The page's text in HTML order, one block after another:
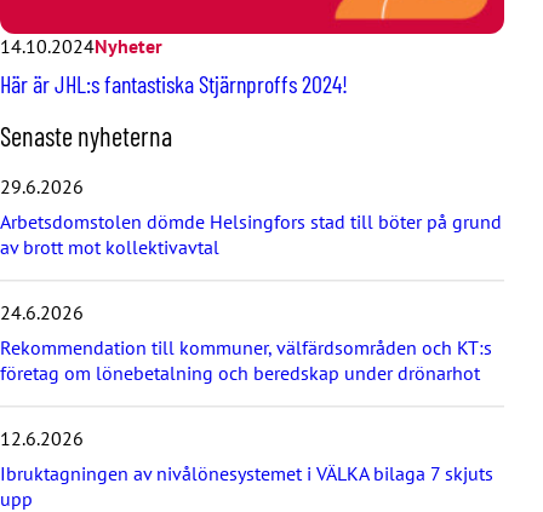
14.10.2024Nyheter
Här är JHL:s fantastiska Stjärnproffs 2024!
H
o
p
p
a
ö
v
r
d
e
n
a
s
Senaste nyheterna
29.6.2026
Arbetsdomstolen dömde Helsingfors stad till böter på grund
av brott mot kollektivavtal
24.6.2026
Rekommendation till kommuner, välfärdsområden och KT:s
företag om lönebetalning och beredskap under drönarhot
12.6.2026
Ibruktagningen av nivålönesystemet i VÄLKA bilaga 7 skjuts
upp